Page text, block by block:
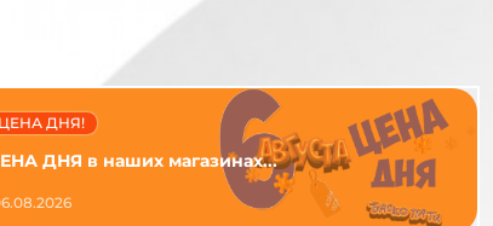
ДНЯ в наших магазинах...
ЦЕНА ДНЯ!